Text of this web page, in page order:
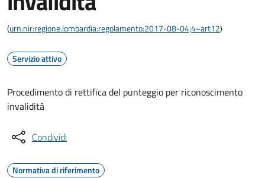
(urn:nir:regione.lombardia:regolamento:2017-08-04;4~art12)
Servizio attivo
Procedimento di rettifica del punteggio per riconoscimento
invalidità
Condividi
Normativa di riferimento